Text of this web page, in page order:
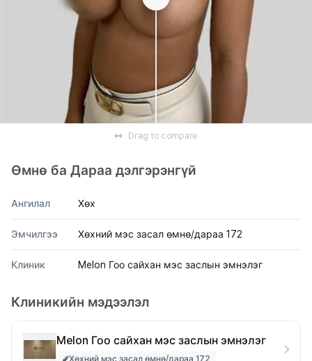
Drag to compare
Өмнө ба Дараа дэлгэрэнгүй
Ангилал Хөх
Эмчилгээ Хөхний мэс засал өмнө/дараа 172
Клиник Melon Гоо сайхан мэс заслын эмнэлэг
Клиникийн мэдээлэл
Melon Гоо сайхан мэс заслын эмнэлэг
Хөхний мэс засал өмнө/дараа 172